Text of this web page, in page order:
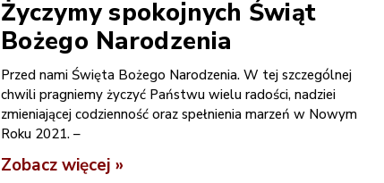
Życzymy spokojnych Świąt
Bożego Narodzenia
Przed nami Święta Bożego Narodzenia. W tej szczególnej
chwili pragniemy życzyć Państwu wielu radości, nadziei
zmieniającej codzienność oraz spełnienia marzeń w Nowym
Roku 2021. –
Zobacz więcej »